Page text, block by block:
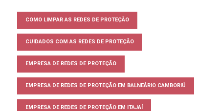
COMO LIMPAR AS REDES DE PROTEÇÃO
CUIDADOS COM AS REDES DE PROTEÇÃO
EMPRESA DE REDES DE PROTEÇÃO
EMPRESA DE REDES DE PROTEÇÃO EM BALNEÁRIO CAMBORIÚ
EMPRESA DE REDES DE PROTEÇÃO EM ITAJAÍ